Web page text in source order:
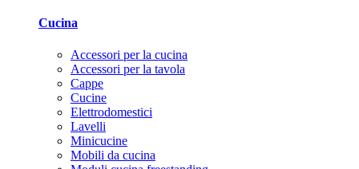
Cucina
Accessori per la cucina
Accessori per la tavola
Cappe
Cucine
Elettrodomestici
Lavelli
Minicucine
Mobili da cucina